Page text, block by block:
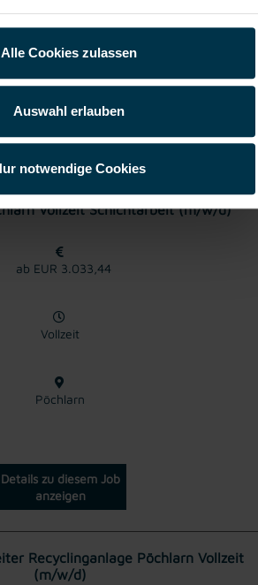
Alle Cookies zulassen
Auswahl erlauben
notwendige Cookies
Pöchlarn
anzeigen
Vollzeit Schichtarbeit (m/w/d)
ab EUR 3.033,44
Vollzeit
Pöchlarn
Details zu diesem Job
anzeigen
Recyclinganlage Pöchlarn Vollzeit
(m/w/d)